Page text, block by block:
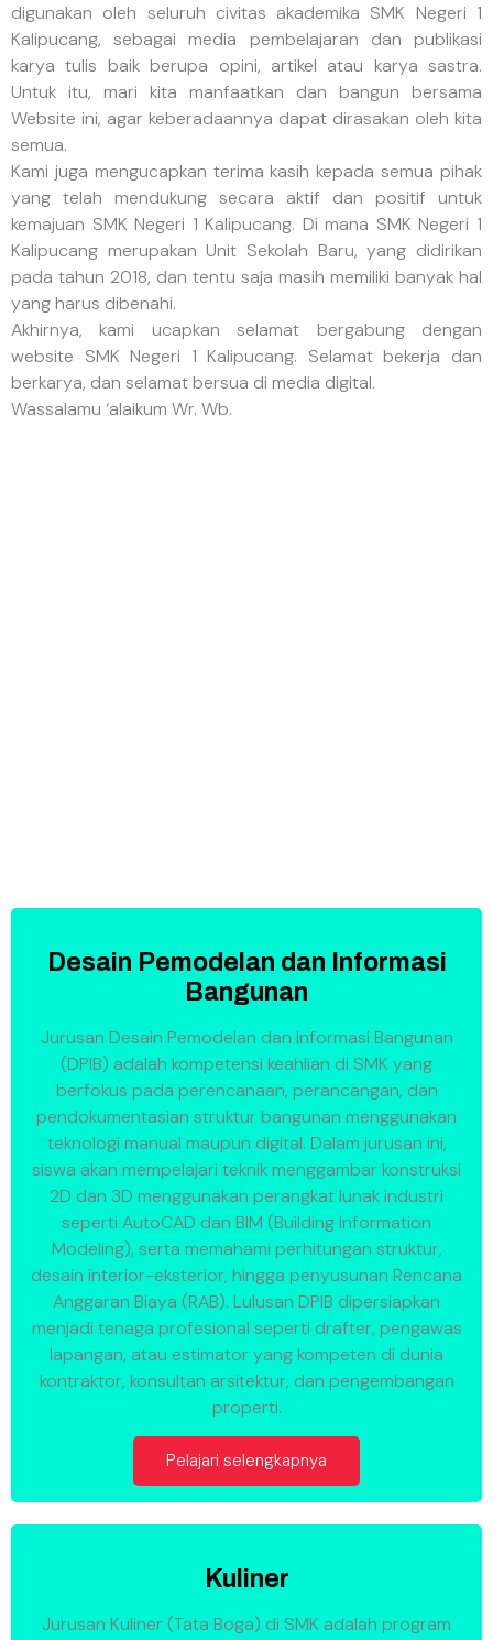
digunakan oleh seluruh civitas akademika SMK Negeri 1
Kalipucang, sebagai media pembelajaran dan publikasi
karya tulis baik berupa opini, artikel atau karya sastra.
Untuk itu, mari kita manfaatkan dan bangun bersama
Website ini, agar keberadaannya dapat dirasakan oleh kita
semua.
Kami juga mengucapkan terima kasih kepada semua pihak
yang telah mendukung secara aktif dan positif untuk
kemajuan SMK Negeri 1 Kalipucang. Di mana SMK Negeri 1
Kalipucang merupakan Unit Sekolah Baru, yang didirikan
pada tahun 2018, dan tentu saja masih memiliki banyak hal
yang harus dibenahi.
Akhirnya, kami ucapkan selamat bergabung dengan
website SMK Negeri 1 Kalipucang. Selamat bekerja dan
berkarya, dan selamat bersua di media digital.
Wassalamu ‘alaikum Wr. Wb.
Desain Pemodelan dan Informasi
Bangunan
Jurusan Desain Pemodelan dan Informasi Bangunan
(DPIB) adalah kompetensi keahlian di SMK yang
berfokus pada perencanaan, perancangan, dan
pendokumentasian struktur bangunan menggunakan
teknologi manual maupun digital. Dalam jurusan ini,
siswa akan mempelajari teknik menggambar konstruksi
2D dan 3D menggunakan perangkat lunak industri
seperti AutoCAD dan BIM (Building Information
Modeling), serta memahami perhitungan struktur,
desain interior-eksterior, hingga penyusunan Rencana
Anggaran Biaya (RAB). Lulusan DPIB dipersiapkan
menjadi tenaga profesional seperti drafter, pengawas
lapangan, atau estimator yang kompeten di dunia
kontraktor, konsultan arsitektur, dan pengembangan
properti.
Pelajari selengkapnya
Kuliner
Jurusan Kuliner (Tata Boga) di SMK adalah program